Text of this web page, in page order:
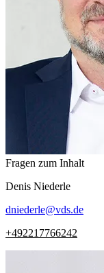
Fragen zum Inhalt
Denis Niederle
dniederle@vds.de
+492217766242